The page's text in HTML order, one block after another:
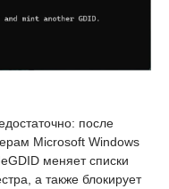
после
Microsoft Windows
меняет списки
а также блокирует